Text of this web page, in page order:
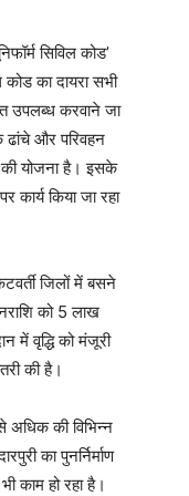
सिविल कोड’
का दायरा सभी
उपलब्ध करवाने जा
ढांचे और परिवहन
की योजना है। इसके
कार्य किया जा रहा
जिलों में बसने
को 5 लाख
में वृद्धि को मंजूरी
की है।
अधिक की विभिन्न
का पुनर्निर्माण
काम हो रहा है।